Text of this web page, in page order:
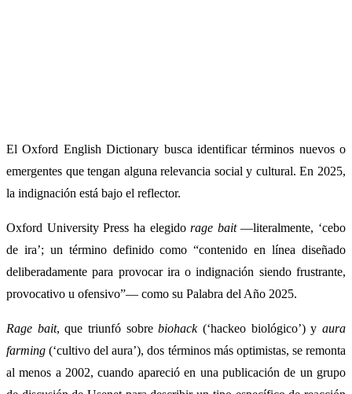
El Oxford English Dictionary busca identificar términos nuevos o
emergentes que tengan alguna relevancia social y cultural. En 2025,
la indignación está bajo el reflector.
Oxford University Press ha elegidorage bait—literalmente, ‘cebo
de ira’; un término definido como “contenido en línea diseñado
deliberadamente para provocar ira o indignación siendo frustrante,
provocativo u ofensivo”— como su Palabra del Año 2025.
Rage bait, que triunfó sobrebiohack(‘hackeo biológico’) yaura
farming (‘cultivo del aura’), dos términos más optimistas, se remonta
al menos a 2002, cuando apareció en una publicación de un grupo